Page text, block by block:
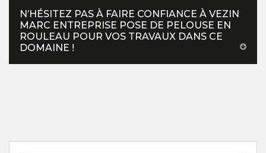
N’HÉSITEZ PAS À FAIRE CONFIANCE À VEZIN
MARC ENTREPRISE POSE DE PELOUSE EN
ROULEAU POUR VOS TRAVAUX DANS CE
DOMAINE !